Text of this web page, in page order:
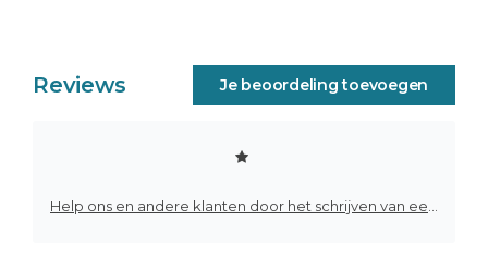
Reviews Je beoordeling toevoegen